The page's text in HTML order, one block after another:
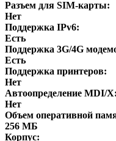
Разъем для SIM-карты:
Нет
Поддержка IPv6:
Есть
Поддержка 3G/4G
Есть
Поддержка принтеров:
Нет
Автоопределение MDI/X:
Нет
Объем оперативной
256 МБ
Корпус: